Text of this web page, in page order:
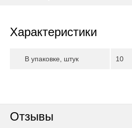
Характеристики
В упаковке, штук 10
Отзывы